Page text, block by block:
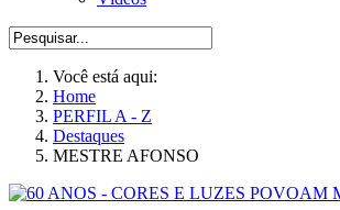
Você está aqui:
Home
PERFIL A - Z
Destaques
MESTRE AFONSO